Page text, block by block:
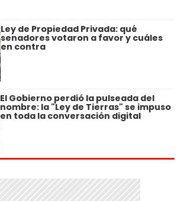
Ley de Propiedad Privada: qué
senadores votaron a favor y cuáles
en contra
El Gobierno perdió la pulseada del
nombre: la "Ley de Tierras" se impuso
en toda la conversación digital